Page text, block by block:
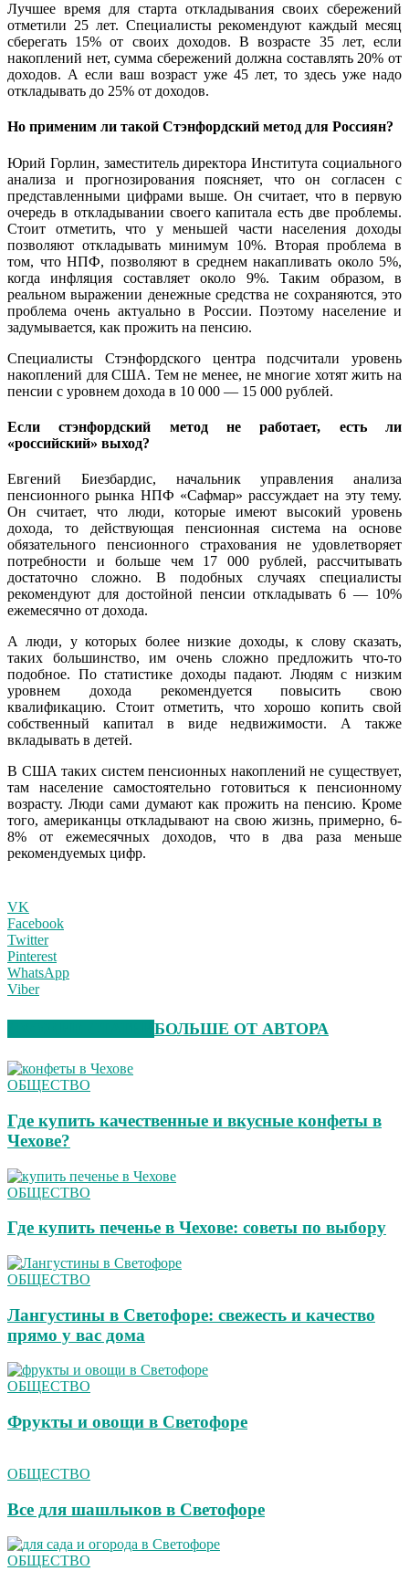
Лучшее время для старта откладывания своих сбережений
отметили 25 лет. Специалисты рекомендуют каждый месяц
сберегать 15% от своих доходов. В возрасте 35 лет, если
накоплений нет, сумма сбережений должна составлять 20% от
доходов. А если ваш возраст уже 45 лет, то здесь уже надо
откладывать до 25% от доходов.
Но применим ли такой Стэнфордский метод для Россиян?
Юрий Горлин, заместитель директора Института социального
анализа и прогнозирования поясняет, что он согласен с
представленными цифрами выше. Он считает, что в первую
очередь в откладывании своего капитала есть две проблемы.
Стоит отметить, что у меньшей части населения доходы
позволяют откладывать минимум 10%. Вторая проблема в
том, что НПФ, позволяют в среднем накапливать около 5%,
когда инфляция составляет около 9%. Таким образом, в
реальном выражении денежные средства не сохраняются, это
проблема очень актуально в России. Поэтому население и
задумывается, как прожить на пенсию.
Специалисты Стэнфордского центра подсчитали уровень
накоплений для США. Тем не менее, не многие хотят жить на
пенсии с уровнем дохода в 10 000 — 15 000 рублей.
Если стэнфордский метод не работает, есть ли
«российский» выход?
Евгений Биезбардис, начальник управления анализа
пенсионного рынка НПФ «Сафмар» рассуждает на эту тему.
Он считает, что люди, которые имеют высокий уровень
дохода, то действующая пенсионная система на основе
обязательного пенсионного страхования не удовлетворяет
потребности и больше чем 17 000 рублей, рассчитывать
достаточно сложно. В подобных случаях специалисты
рекомендуют для достойной пенсии откладывать 6 — 10%
ежемесячно от дохода.
А люди, у которых более низкие доходы, к слову сказать,
таких большинство, им очень сложно предложить что-то
подобное. По статистике доходы падают. Людям с низким
уровнем дохода рекомендуется повысить свою
квалификацию. Стоит отметить, что хорошо копить свой
собственный капитал в виде недвижимости. А также
вкладывать в детей.
В США таких систем пенсионных накоплений не существует,
там население самостоятельно готовиться к пенсионному
возрасту. Люди сами думают как прожить на пенсию. Кроме
того, американцы откладывают на свою жизнь, примерно, 6-
8% от ежемесячных доходов, что в два раза меньше
рекомендуемых цифр.
VK
Facebook
Twitter
Pinterest
WhatsApp
Viber
БОЛЬШЕ ОТ АВТОРА
ОБЩЕСТВО
Где купить качественные и вкусные конфеты в
Чехове?
ОБЩЕСТВО
Где купить печенье в Чехове: советы по выбору
ОБЩЕСТВО
Лангустины в Светофоре: свежесть и качество
прямо у вас дома
ОБЩЕСТВО
Фрукты и овощи в Светофоре
ОБЩЕСТВО
Все для шашлыков в Светофоре
ОБЩЕСТВО